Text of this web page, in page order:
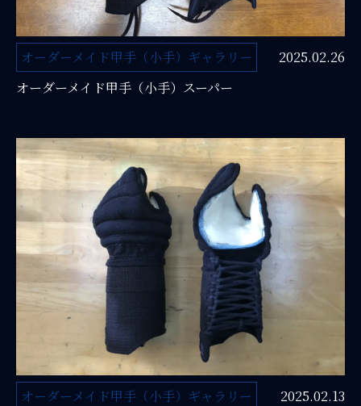
オーダーメイド甲手（小手）ギャラリー
2025.02.26
オーダーメイド甲手（小手）スーパー
オーダーメイド甲手（小手）ギャラリー
2025.02.13